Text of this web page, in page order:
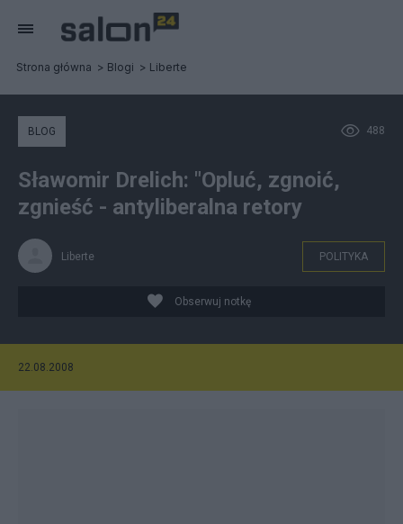
Strona główna Blogi Liberte
488
BLOG
Sławomir Drelich: "Opluć, zgnoić,
zgnieść - antyliberalna retory
Liberte POLITYKA
Obserwuj notkę
22.08.2008